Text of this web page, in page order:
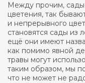
Между прочим,
цветения, так
и непрерывного
становятся сады из
ещё они имеют
как помимо явной
травы могут
таким образом, мы
что не может не